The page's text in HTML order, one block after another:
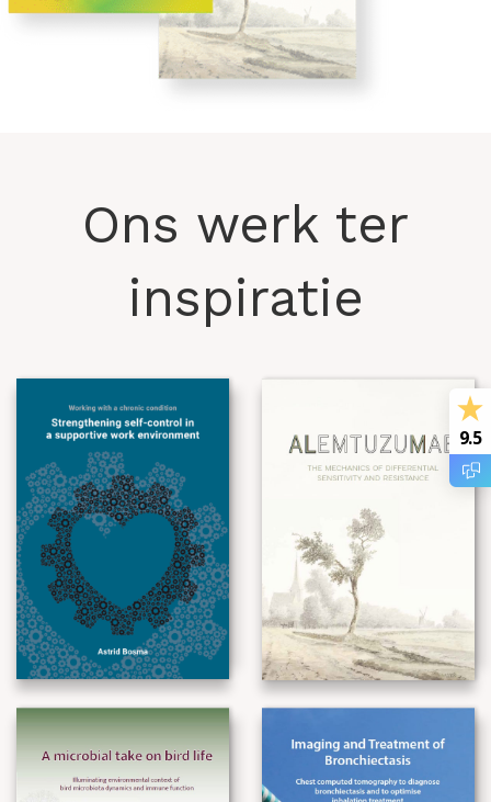
Ons werk ter
inspiratie
9.5